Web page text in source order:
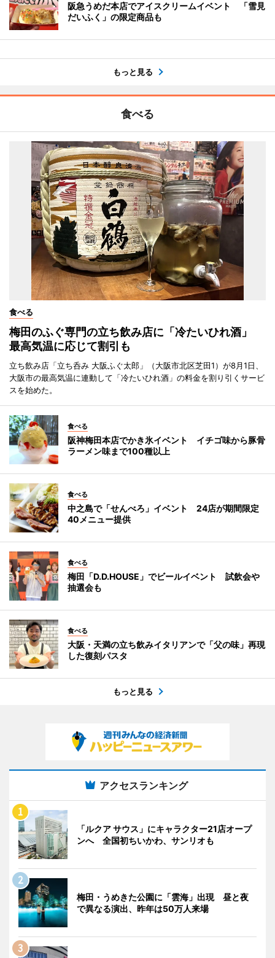
阪急うめだ本店でアイスクリームイベント 「雪見
だいふく」の限定商品も
もっと見る
食べる
食べる
梅田のふぐ専門の立ち飲み店に「冷たいひれ酒」
最高気温に応じて割引も
立ち飲み店「立ち呑み 大阪ふぐ太郎」（大阪市北区芝田1）が8月1日、
大阪市の最高気温に連動して「冷たいひれ酒」の料金を割り引くサービ
スを始めた。
食べる
阪神梅田本店でかき氷イベント イチゴ味から豚骨
ラーメン味まで100種以上
食べる
中之島で「せんべろ」イベント 24店が期間限定
40メニュー提供
食べる
梅田「D.D.HOUSE」でビールイベント 試飲会や
抽選会も
食べる
大阪・天満の立ち飲みイタリアンで「父の味」再現
した復刻パスタ
もっと見る
アクセスランキング
「ルクア サウス」にキャラクター21店オープ
ンへ 全国初ちいかわ、サンリオも
梅田・うめきた公園に「雲海」出現 昼と夜
で異なる演出、昨年は50万人来場